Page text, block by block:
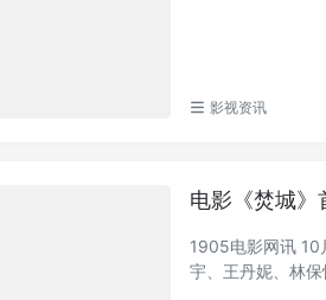
影视资讯
电影《焚城》
1905电影网讯 10
宇、王丹妮、林